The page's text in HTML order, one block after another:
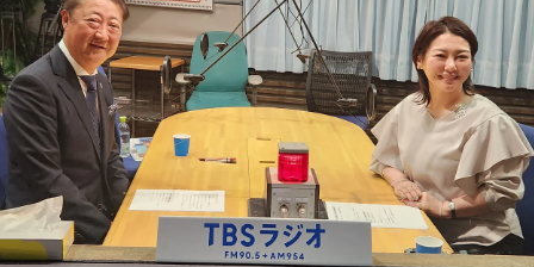
イベント・グッズ
YouTube
会社情報